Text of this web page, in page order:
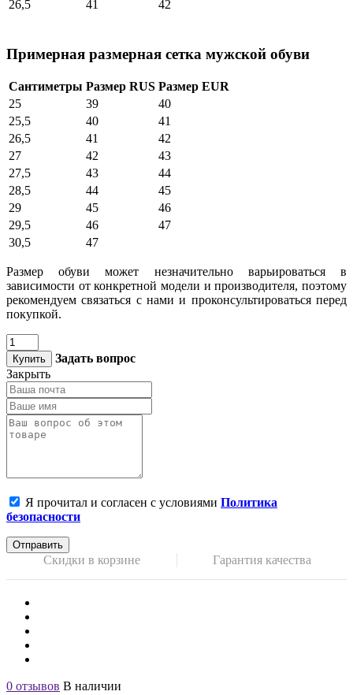
26,5
41 42
Примерная размерная сетка мужской обуви
Сантиметры Размер RUS Размер EUR
25
39
40
25,5
40
41
26,5
41
42
27
42
43
27,5
43
44
28,5
44
45
29
45
46
29,5
46
47
30,5
47
Размер обуви может незначительно варьироваться в
зависимости от конкретной модели и производителя, поэтому
рекомендуем связаться с нами и проконсультироваться перед
покупкой.
Купить
Задать вопрос
Закрыть
Я прочитал и согласен с условиями Политика
безопасности
Отправить
Скидки в корзине Гарантия качества
0 отзывов В наличии